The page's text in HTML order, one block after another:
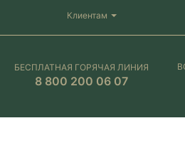
Клиентам
БЕСПЛАТНАЯ ГОРЯЧАЯ ЛИНИЯ
8 800 200 06 07